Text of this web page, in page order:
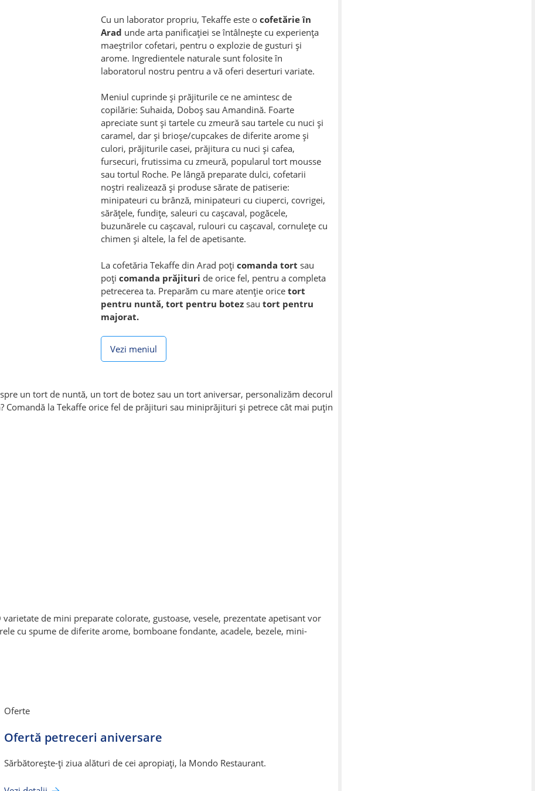
Cu un laborator propriu, Tekaffe este o cofetărie în
Arad unde arta panificației se întâlnește cu experiența
maeștrilor cofetari, pentru o explozie de gusturi și
arome. Ingredientele naturale sunt folosite în
laboratorul nostru pentru a vă oferi deserturi variate.
Meniul cuprinde și prăjiturile ce ne amintesc de
copilărie: Suhaida, Doboș sau Amandină. Foarte
apreciate sunt și tartele cu zmeură sau tartele cu nuci și
caramel, dar și brioșe/cupcakes de diferite arome și
culori, prăjiturile casei, prăjitura cu nuci și cafea,
fursecuri, frutissima cu zmeură, popularul tort mousse
sau tortul Roche. Pe lângă preparate dulci, cofetarii
noștri realizează și produse sărate de patiserie:
minipateuri cu brânză, minipateuri cu ciuperci, covrigei,
sărățele, fundițe, saleuri cu cașcaval, pogăcele,
buzunărele cu cașcaval, rulouri cu cașcaval, cornulețe cu
chimen și altele, la fel de apetisante.
La cofetăria Tekaffe din Arad poți comanda tort sau
poți comanda prăjituri de orice fel, pentru a completa
petrecerea ta. Preparăm cu mare atenție orice tort
pentru nuntă, tort pentru botez sau tort pentru
majorat.
Vezi meniul
un tort de nuntă, un tort de botez sau un tort aniversar, personalizăm decorul
Comandă la Tekaffe orice fel de prăjituri sau miniprăjituri și petrece cât mai puțin
de mini preparate colorate, gustoase, vesele, prezentate apetisant vor
cu spume de diferite arome, bomboane fondante, acadele, bezele, mini-
Oferte
Ofertă petreceri aniversare
Sărbătorește-ți ziua alături de cei apropiați, la Mondo Restaurant.